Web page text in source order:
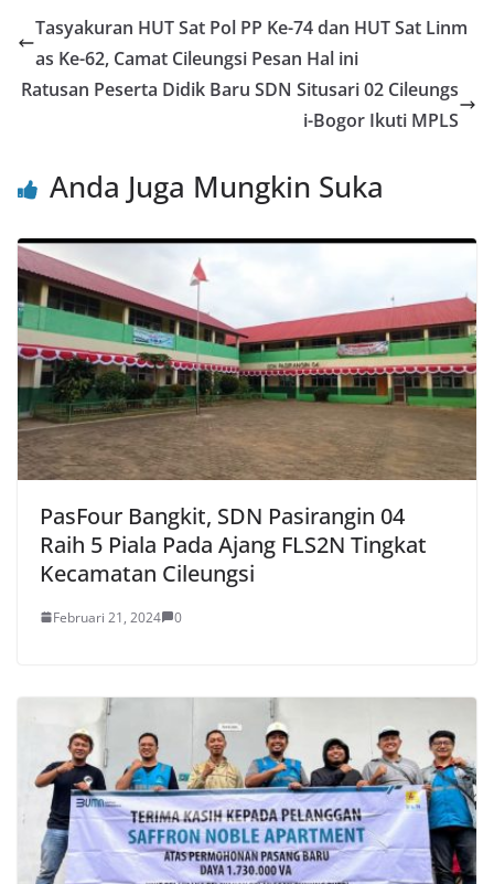
e
b
o
er l s
A
p
e
st
e
Tasyakuran HUT Sat Pol PP Ke-74 dan HUT Sat Linm
as Ke-62, Camat Cileungsi Pesan Hal ini
Ratusan Peserta Didik Baru SDN Situsari 02 Cileungs
i-Bogor Ikuti MPLS
Anda Juga Mungkin Suka
PasFour Bangkit, SDN Pasirangin 04
Raih 5 Piala Pada Ajang FLS2N Tingkat
Kecamatan Cileungsi
Februari 21, 2024 0